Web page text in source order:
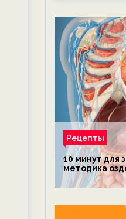
Рецепты
10 минут для
методика